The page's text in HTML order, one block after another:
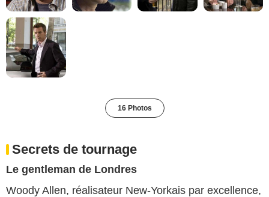
16 Photos
Secrets de tournage
Le gentleman de Londres
Woody Allen, réalisateur New-Yorkais par excellence,